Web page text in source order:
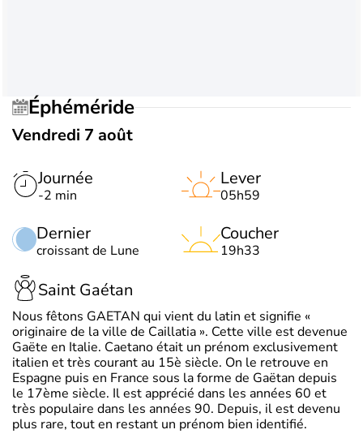
Éphéméride
Vendredi 7 août
Journée
-2 min
Dernier
croissant de Lune
Lever
05h59
Coucher
19h33
Saint Gaétan
Nous fêtons GAETAN qui vient du latin et signifie «
originaire de la ville de Caillatia ». Cette ville est devenue
Gaëte en Italie. Caetano était un prénom exclusivement
italien et très courant au 15è siècle. On le retrouve en
Espagne puis en France sous la forme de Gaëtan depuis
le 17ème siècle. Il est apprécié dans les années 60 et
très populaire dans les années 90. Depuis, il est devenu
plus rare, tout en restant un prénom bien identifié.